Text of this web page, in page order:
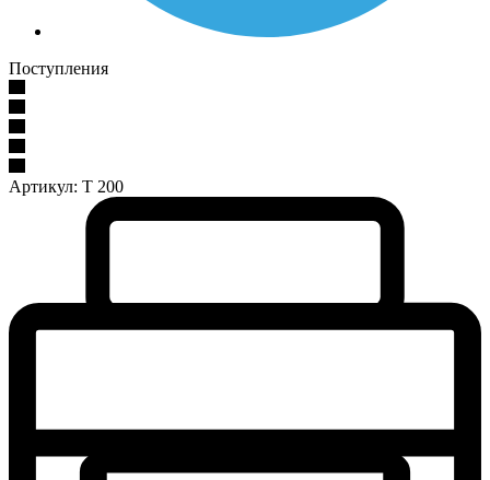
Поступления
Артикул: T 200